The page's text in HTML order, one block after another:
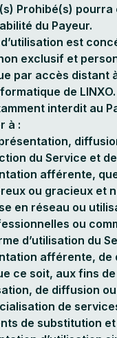
Prohibé(s)
du Payeur.
est
exclusif et
par accès distant
de LINXO.
interdit au
à :
du Service et
afférente,
ou gracieux et
en réseau ou
ou
d’utilisation du
afférente, de
ce soit, aux fins
de diffusion
de
de substitution et